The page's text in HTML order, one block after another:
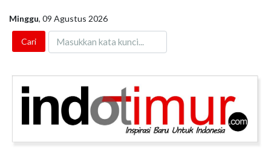
Minggu, 09 Agustus 2026